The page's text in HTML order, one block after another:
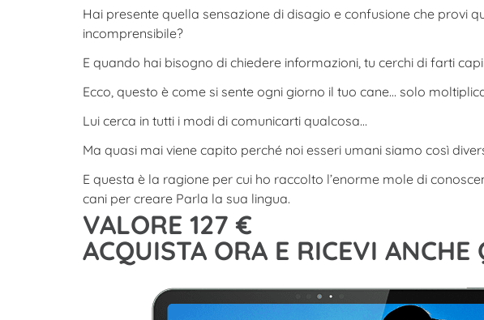
Hai presente quella sensazione di disagio e confusione che provi
incomprensibile?
E quando hai bisogno di chiedere informazioni, tu cerchi di farti
Ecco, questo è come si sente ogni giorno il tuo cane… solo
Lui cerca in tutti i modi di comunicarti qualcosa…
Ma quasi mai viene capito perché noi esseri umani siamo così
E questa è la ragione per cui ho raccolto l’enorme mole di
cani per creare Parla la sua lingua.
VALORE 127 €
ACQUISTA ORA E RICEVI